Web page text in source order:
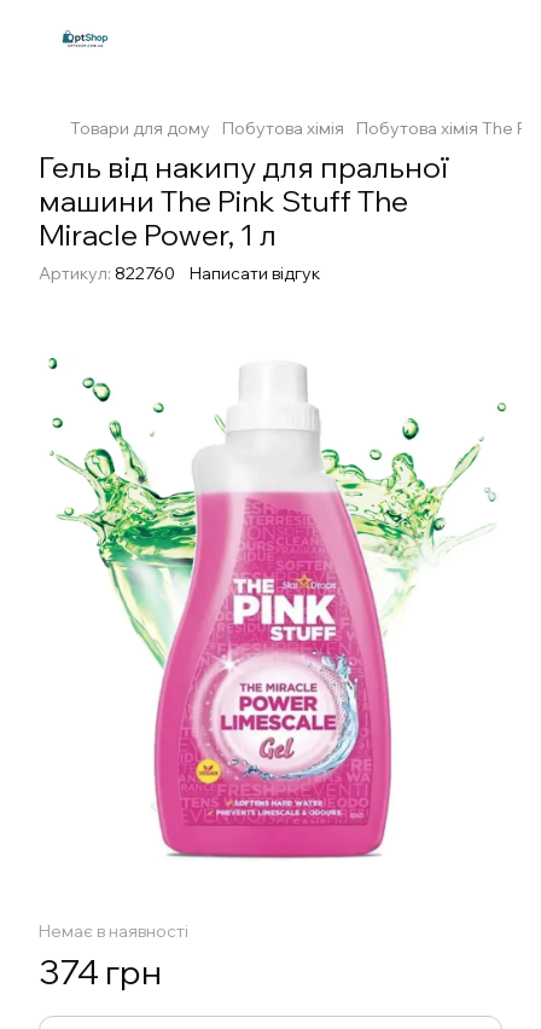
Товари для дому Побутова хімія Побутова хімія The
Гель від накипу для пральної
машини The Pink Stuff The
Miracle Power, 1 л
Артикул: 822760 Написати відгук
Немає в наявності
374 грн